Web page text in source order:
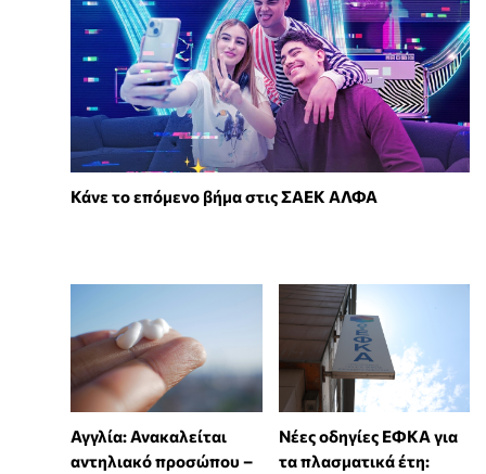
Κάνε το επόμενο βήμα στις ΣΑΕΚ ΑΛΦΑ
Αγγλία: Ανακαλείται
αντηλιακό προσώπου –
Νέες οδηγίες ΕΦΚΑ για
τα πλασματικά έτη: